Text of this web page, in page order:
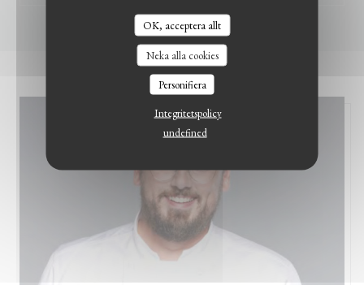
OK, acceptera allt
Neka alla cookies
Personifiera
Integritetspolicy
undefined
LE BISTROT DU WITLOOF